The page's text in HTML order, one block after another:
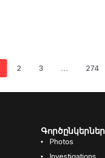
2 3 … 274
Գործընկերներ
Photos